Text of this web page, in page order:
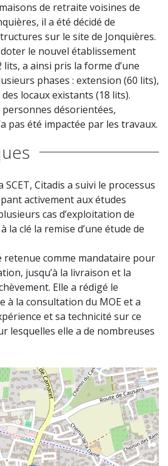
de retraite voisines de
il a été décidé de
sur le site de Jonquières.
le nouvel établissement
lits, a ainsi pris la forme d’une
phases : extension (60 lits),
locaux existants (18 lits).
personnes désorientées,
pas été impactée par les travaux.
SCET, Citadis a suivi le processus
activement aux études
cas d’exploitation de
la clé la remise d’une étude de
retenue comme mandataire pour
jusqu’à la livraison et la
Elle a rédigé le
à la consultation du MOE et a
et sa technicité sur ce
lesquelles elle a de nombreuses